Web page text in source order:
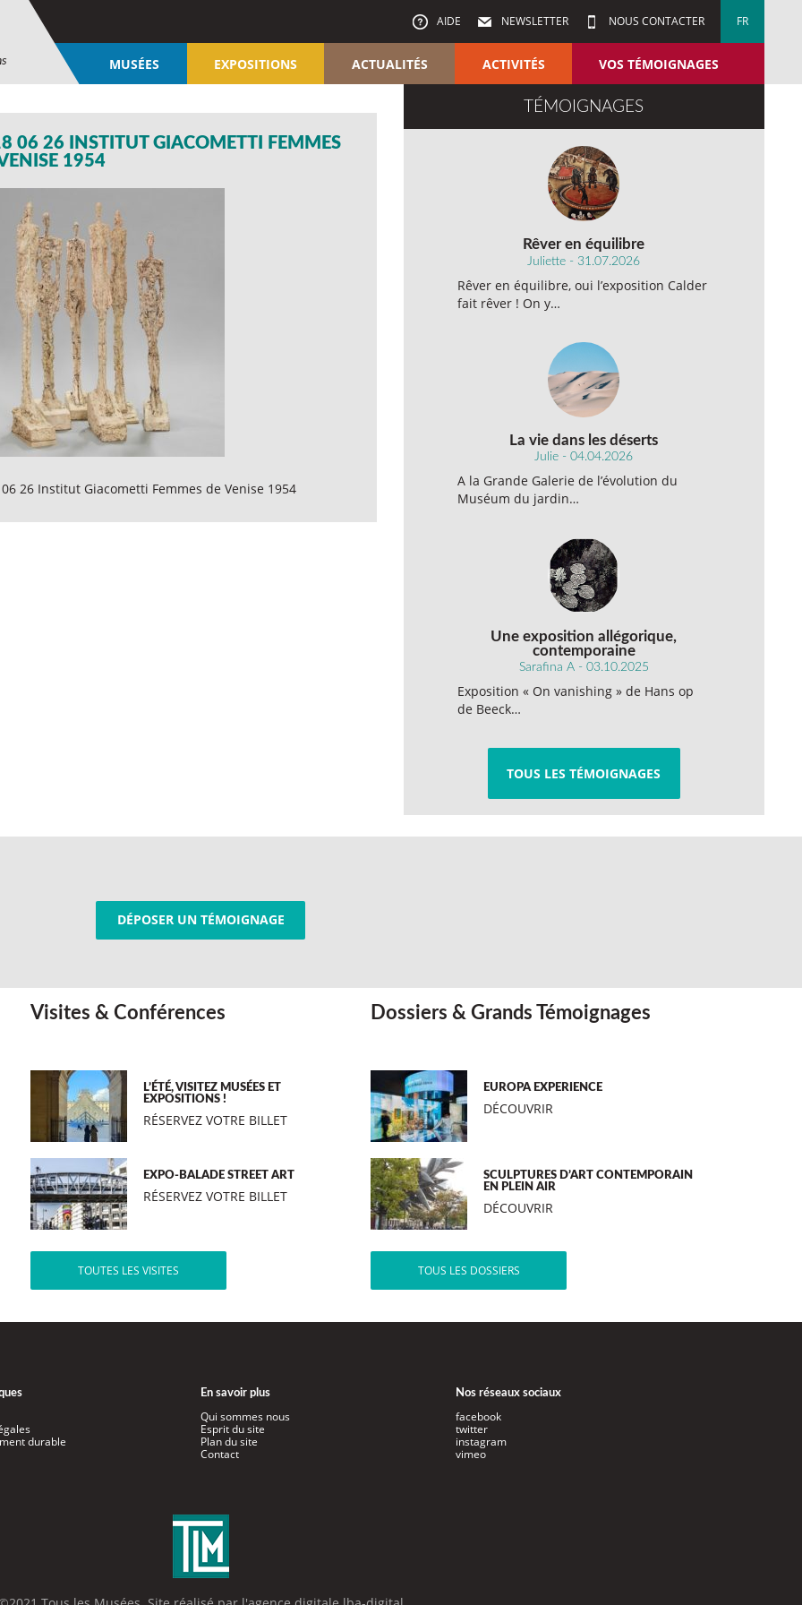
AIDE NEWSLETTER NOUS CONTACTER FR
MUSÉES EXPOSITIONS ACTUALITÉS ACTIVITÉS VOS TÉMOIGNAGES
06 26 INSTITUT GIACOMETTI FEMMES
1954
26 Institut Giacometti Femmes de Venise 1954
TÉMOIGNAGES
Rêver en équilibre
Juliette - 31.07.2026
Rêver en équilibre, oui l’exposition Calder
fait rêver ! On y…
La vie dans les déserts
Julie - 04.04.2026
A la Grande Galerie de l’évolution du
Muséum du jardin…
Une exposition allégorique,
contemporaine
Sarafina A - 03.10.2025
Exposition « On vanishing » de Hans op
de Beeck…
TOUS LES TÉMOIGNAGES
DÉPOSER UN TÉMOIGNAGE
Visites & Conférences
L’ÉTÉ, VISITEZ MUSÉES ET
EXPOSITIONS !
RÉSERVEZ VOTRE BILLET
EXPO-BALADE STREET ART
RÉSERVEZ VOTRE BILLET
TOUTES LES VISITES
Dossiers & Grands Témoignages
EUROPA EXPERIENCE
DÉCOUVRIR
SCULPTURES D’ART CONTEMPORAIN
EN PLEIN AIR
DÉCOUVRIR
TOUS LES DOSSIERS
durable
En savoir plus
Qui sommes nous
Esprit du site
Plan du site
Contact
Nos réseaux sociaux
facebook
twitter
instagram
vimeo